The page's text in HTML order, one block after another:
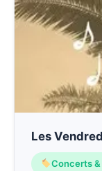
Les
Concerts